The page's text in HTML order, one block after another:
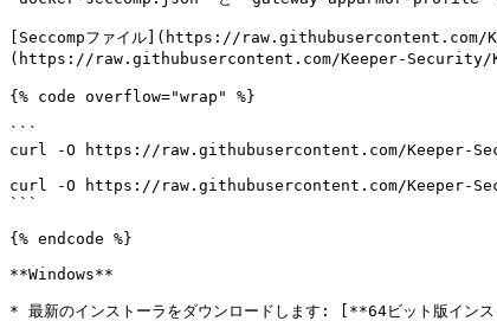
[Seccompファイル](https://raw.githubusercontent.com/
(https://raw.githubusercontent.com/Keeper-Security/
{% code overflow="wrap" %}
```
curl -O https://raw.githubusercontent.com/Keeper-
curl -O https://raw.githubusercontent.com/Keeper-
```
{% endcode %}
**Windows**
* 最新のインストーラをダウンロードします: [**64ビット